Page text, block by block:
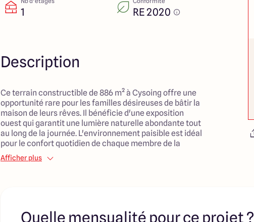
1 RE 2020
Description
Ce terrain constructible de 886 m² à Cysoing offre une
opportunité rare pour les familles désireuses de bâtir la
maison de leurs rêves. Il bénéficie d'une exposition
ouest qui garantit une lumière naturelle abondante tout
au long de la journée. L'environnement paisible est idéal
pour le confort quotidien de chaque membre de la
famille, tout en étant à proximité des commodités
essentielles. Vous apprécierez la proximité des écoles,
saura répondre à vos besoins en matière d'espace et de
Afficher plus
Quelle mensualité pour ce projet ?